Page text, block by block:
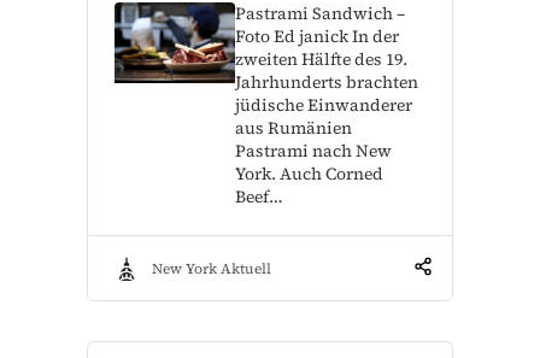
Pastrami Sandwich –
Foto Ed janick In der
zweiten Hälfte des 19.
Jahrhunderts brachten
jüdische Einwanderer
aus Rumänien
Pastrami nach New
York. Auch Corned
Beef…
New York Aktuell